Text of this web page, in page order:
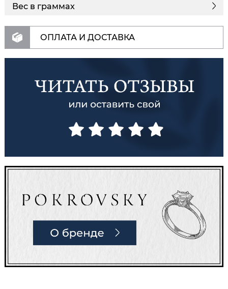
Вес в граммах
ОПЛАТА И ДОСТАВКА